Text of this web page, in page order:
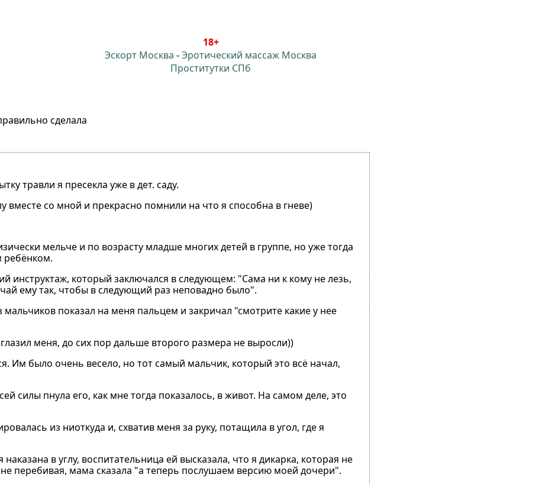
18+
Эскорт Москва -Эротический массаж Москва
Проститутки СПб
сделала
травли я пресекла уже в дет. саду.
со мной и прекрасно помнили на что я способна в гневе)
мельче и по возрасту младше многих детей в группе, но уже тогда
инструктаж, который заключался в следующем: "Сама ни к кому не лезь,
ему так, чтобы в следующий раз неповадно было".
показал на меня пальцем и закричал "смотрите какие у нее
меня, до сих пор дальше второго размера не выросли))
Им было очень весело, но тот самый мальчик, который это всё начал,
силы пнула его, как мне тогда показалось, в живот. На самом деле, это
из ниоткуда и, схватив меня за руку, потащила в угол, где я
в углу, воспитательница ей высказала, что я дикарка, которая не
перебивая, мама сказала "а теперь послушаем версию моей дочери".